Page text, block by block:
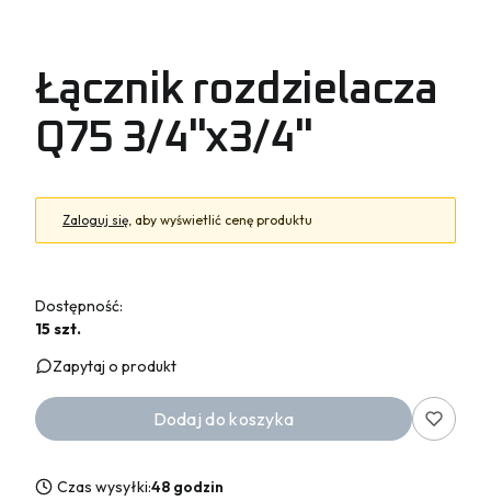
Łącznik rozdzielacza
Q75 3/4"x3/4"
Zaloguj się , aby wyświetlić cenę produktu
Dostępność:
15 szt.
Zapytaj o produkt
Dodaj do koszyka
Czas wysyłki:48 godzin